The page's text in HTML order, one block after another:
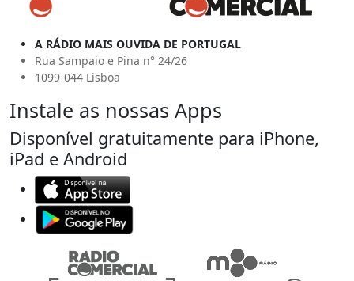
A RÁDIO MAIS OUVIDA DE PORTUGAL
Rua Sampaio e Pina n° 24/26
1099-044 Lisboa
Instale as nossas Apps
Disponível gratuitamente para iPhone,
iPad e Android